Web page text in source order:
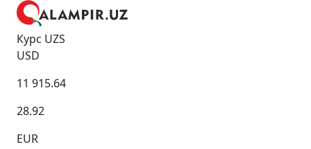
Курс UZS
USD
11 915.64
28.92
EUR